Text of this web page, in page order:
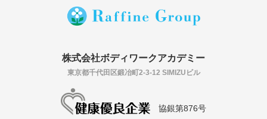
株式会社ボディワークアカデミー
東京都千代田区鍛冶町2-3-12 SIMIZUビル
協銀第876号